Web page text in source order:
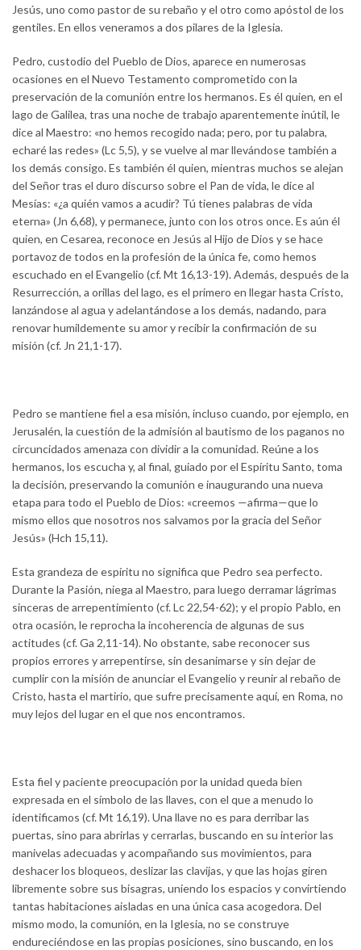
Jesús, uno como pastor de su rebaño y el otro como apóstol de los
gentiles. En ellos veneramos a dos pilares de la Iglesia.
Pedro, custodio del Pueblo de Dios, aparece en numerosas
ocasiones en el Nuevo Testamento comprometido con la
preservación de la comunión entre los hermanos. Es él quien, en el
lago de Galilea, tras una noche de trabajo aparentemente inútil, le
dice al Maestro: «no hemos recogido nada; pero, por tu palabra,
echaré las redes» (Lc 5,5), y se vuelve al mar llevándose también a
los demás consigo. Es también él quien, mientras muchos se alejan
del Señor tras el duro discurso sobre el Pan de vida, le dice al
Mesías: «¿a quién vamos a acudir? Tú tienes palabras de vida
eterna» (Jn 6,68), y permanece, junto con los otros once. Es aún él
quien, en Cesarea, reconoce en Jesús al Hijo de Dios y se hace
portavoz de todos en la profesión de la única fe, como hemos
escuchado en el Evangelio (cf. Mt 16,13-19). Además, después de la
Resurrección, a orillas del lago, es el primero en llegar hasta Cristo,
lanzándose al agua y adelantándose a los demás, nadando, para
renovar humildemente su amor y recibir la confirmación de su
misión (cf. Jn 21,1-17).
Pedro se mantiene fiel a esa misión, incluso cuando, por ejemplo, en
Jerusalén, la cuestión de la admisión al bautismo de los paganos no
circuncidados amenaza con dividir a la comunidad. Reúne a los
hermanos, los escucha y, al final, guiado por el Espíritu Santo, toma
la decisión, preservando la comunión e inaugurando una nueva
etapa para todo el Pueblo de Dios: «creemos —afirma—que lo
mismo ellos que nosotros nos salvamos por la gracia del Señor
Jesús» (Hch 15,11).
Esta grandeza de espíritu no significa que Pedro sea perfecto.
Durante la Pasión, niega al Maestro, para luego derramar lágrimas
sinceras de arrepentimiento (cf. Lc 22,54-62); y el propio Pablo, en
otra ocasión, le reprocha la incoherencia de algunas de sus
actitudes (cf. Ga 2,11-14). No obstante, sabe reconocer sus
propios errores y arrepentirse, sin desanimarse y sin dejar de
cumplir con la misión de anunciar el Evangelio y reunir al rebaño de
Cristo, hasta el martirio, que sufre precisamente aquí, en Roma, no
muy lejos del lugar en el que nos encontramos.
Esta fiel y paciente preocupación por la unidad queda bien
expresada en el símbolo de las llaves, con el que a menudo lo
identificamos (cf. Mt 16,19). Una llave no es para derribar las
puertas, sino para abrirlas y cerrarlas, buscando en su interior las
manivelas adecuadas y acompañando sus movimientos, para
deshacer los bloqueos, deslizar las clavijas, y que las hojas giren
libremente sobre sus bisagras, uniendo los espacios y convirtiendo
tantas habitaciones aisladas en una única casa acogedora. Del
mismo modo, la comunión, en la Iglesia, no se construye
endureciéndose en las propias posiciones, sino buscando, en los